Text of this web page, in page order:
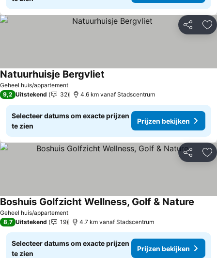
Delen
Geheel huis/appartement
Natuurhuisje Bergvliet
9,2 Uitstekend 32 4.6 km vanaf Stadscentrum
Selecteer datums om exacte prijzen
te zien
Prijzen bekijken
Delen
Geheel huis/appartement
Boshuis Golfzicht Wellness, Golf & Nature
8,7 Uitstekend 19 4.7 km vanaf Stadscentrum
Selecteer datums om exacte prijzen
te zien
Prijzen bekijken